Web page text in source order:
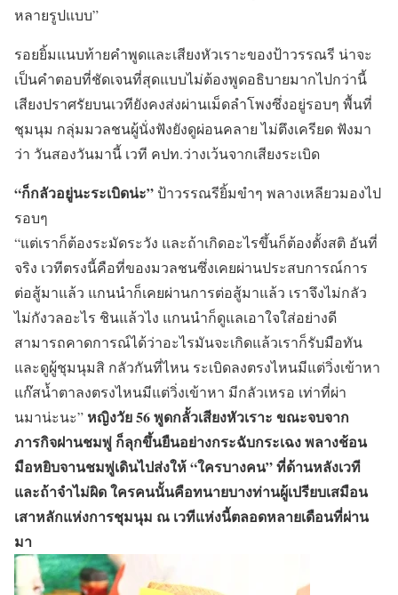
หลายรูปแบบ”
รอยยิ้มแนบท้ายคำพูดและเสียงหัวเราะของป้าวรรณรี น่าจะ
เป็นคำตอบที่ชัดเจนที่สุดแบบไม่ต้องพูดอธิบายมากไปกว่านี้
เสียงปราศรัยบนเวทียังคงส่งผ่านเม็ดลำโพงซึ่งอยู่รอบๆ พื้นที่
ชุมนุม กลุ่มมวลชนผู้นั่งฟังยังดูผ่อนคลาย ไม่ตึงเครียด ฟังมา
ว่า วันสองวันมานี้ เวที คปท.ว่างเว้นจากเสียงระเบิด
“ก็กลัวอยู่นะระเบิดน่ะ”ป้าวรรณรียิ้มขำๆ พลางเหลียวมองไป
รอบๆ
“แต่เราก็ต้องระมัดระวัง และถ้าเกิดอะไรขึ้นก็ต้องตั้งสติ อันที่
จริง เวทีตรงนี้คือที่ของมวลชนซึ่งเคยผ่านประสบการณ์การ
ต่อสู้มาแล้ว แกนนำก็เคยผ่านการต่อสู้มาแล้ว เราจึงไม่กลัว
ไม่กังวลอะไร ชินแล้วไง แกนนำก็ดูแลเอาใจใส่อย่างดี
สามารถคาดการณ์ได้ว่าอะไรมันจะเกิดแล้วเราก็รับมือทัน
และดูผู้ชุมนุมสิ กลัวกันที่ไหน ระเบิดลงตรงไหนมีแต่วิ่งเข้าหา
แก๊สน้ำตาลงตรงไหนมีแต่วิ่งเข้าหา มีกลัวเหรอ เท่าที่ผ่า
นมาน่ะนะ” หญิงวัย 56 พูดกลั้วเสียงหัวเราะ ขณะจบจาก
ภารกิจฝานชมพู่ ก็ลุกขึ้นยืนอย่างกระฉับกระเฉง พลางช้อน
มือหยิบจานชมพู่เดินไปส่งให้ “ใครบางคน” ที่ด้านหลังเวที
และถ้าจำไม่ผิด ใครคนนั้นคือทนายบางท่านผู้เปรียบเสมือน
เสาหลักแห่งการชุมนุม ณ เวทีแห่งนี้ตลอดหลายเดือนที่ผ่าน
มา